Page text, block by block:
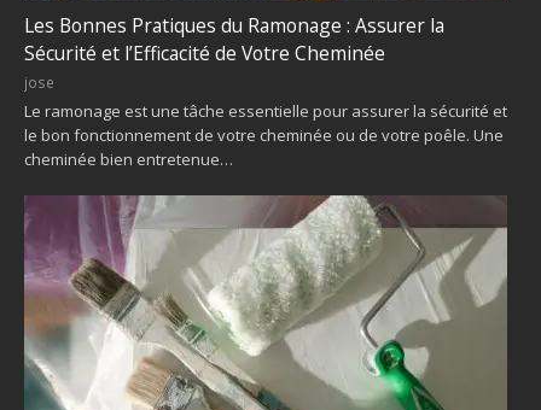
Les Bonnes Pratiques du Ramonage : Assurer la
Sécurité et l’Efficacité de Votre Cheminée
jose
Le ramonage est une tâche essentielle pour assurer la sécurité et
le bon fonctionnement de votre cheminée ou de votre poêle. Une
cheminée bien entretenue…